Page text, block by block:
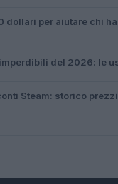
dollari per aiutare chi
del 2026: le
Steam: storico